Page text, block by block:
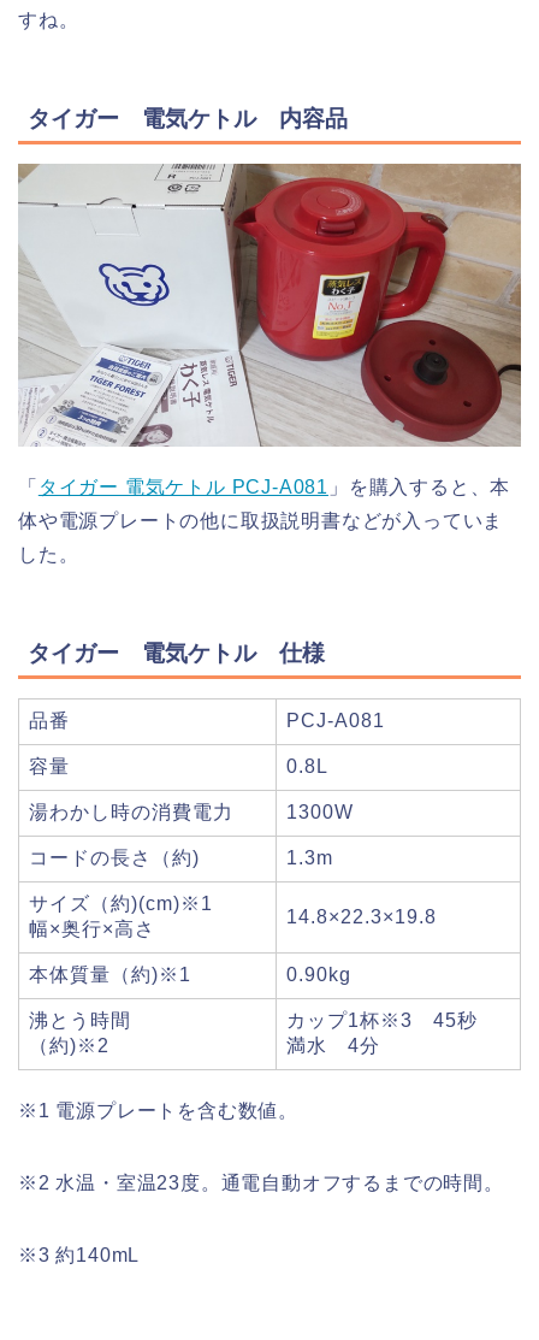
すね。
タイガー 電気ケトル 内容品
「 タイガー 電気ケトル PCJ-A081 」を購入すると、本
体や電源プレートの他に取扱説明書などが入っていま
した。
タイガー 電気ケトル 仕様
品番 PCJ-A081
容量 0.8L
湯わかし時の消費電力 1300W
コードの長さ（約) 1.3m
サイズ（約)(cm)※1
幅×奥行×高さ
14.8×22.3×19.8
本体質量（約)※1 0.90kg
沸とう時間
（約)※2
カップ1杯※3 45秒
満水 4分
※1 電源プレートを含む数値。
※2 水温・室温23度。通電自動オフするまでの時間。
※3 約140mL